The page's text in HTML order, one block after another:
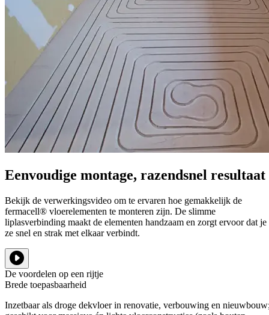
Eenvoudige montage, razendsnel resultaat
Bekijk de verwerkingsvideo om te ervaren hoe gemakkelijk de
fermacell® vloerelementen te monteren zijn. De slimme
liplasverbinding maakt de elementen handzaam en zorgt ervoor dat je
ze snel en strak met elkaar verbindt.
De voordelen op een rijtje
Brede toepasbaarheid
Inzetbaar als droge dekvloer in renovatie, verbouwing en